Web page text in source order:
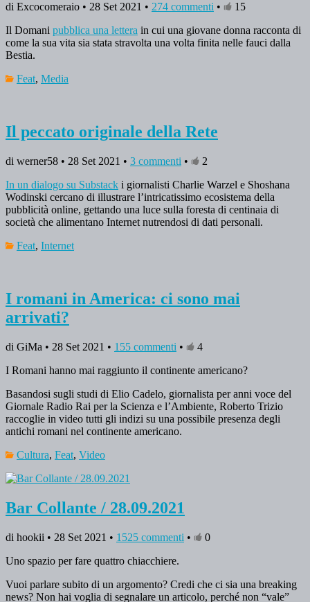
di Excocomeraio • 28 Set 2021 • 274 commenti •
15
Il Domani pubblica una lettera in cui una giovane donna racconta di
come la sua vita sia stata stravolta una volta finita nelle fauci dalla
Bestia.
Feat, Media
Il peccato originale della Rete
di werner58 • 28 Set 2021 • 3 commenti •
2
In un dialogo su Substack i giornalisti Charlie Warzel e Shoshana
Wodinski cercano di illustrare l’intricatissimo ecosistema della
pubblicità online, gettando una luce sulla foresta di centinaia di
società che alimentano Internet nutrendosi di dati personali.
Feat, Internet
I romani in America: ci sono mai
arrivati?
di GiMa • 28 Set 2021 • 155 commenti •
4
I Romani hanno mai raggiunto il continente americano?
Basandosi sugli studi di Elio Cadelo, giornalista per anni voce del
Giornale Radio Rai per la Scienza e l’Ambiente, Roberto Trizio
raccoglie in video tutti gli indizi su una possibile presenza degli
antichi romani nel continente americano.
Cultura, Feat, Video
Bar Collante / 28.09.2021
di hookii • 28 Set 2021 • 1525 commenti •
0
Uno spazio per fare quattro chiacchiere.
Vuoi parlare subito di un argomento? Credi che ci sia una breaking
news? Non hai voglia di segnalare un articolo, perché non “vale”